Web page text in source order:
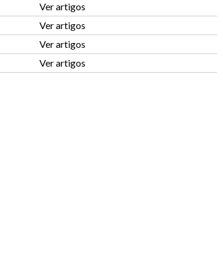
Ver artigos
Ver artigos
Ver artigos
Ver artigos